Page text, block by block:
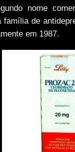
nome
de
em 1987.